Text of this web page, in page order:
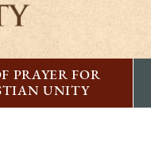
PRAYER FOR
UNITY